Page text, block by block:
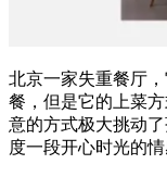
北京一家失重餐厅
餐，但是它的上菜
意的方式极大挑动
度一段开心时光